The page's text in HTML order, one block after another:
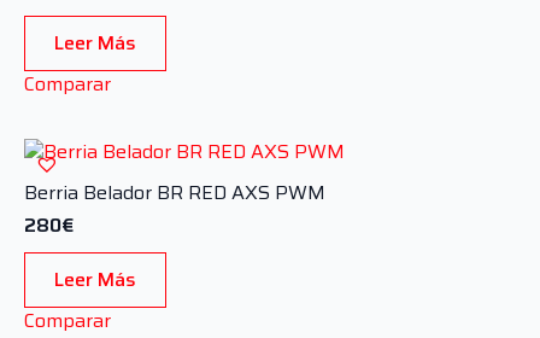
Leer Más
Comparar
Berria Belador BR RED AXS PWM
280€
Leer Más
Comparar